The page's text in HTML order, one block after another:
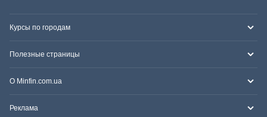
Курсы по городам
Полезные страницы
О Minfin.com.ua
Реклама